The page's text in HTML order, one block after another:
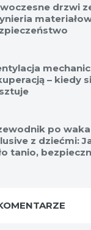
drzwi
– kiedy
po
z dziećmi:
tanio,